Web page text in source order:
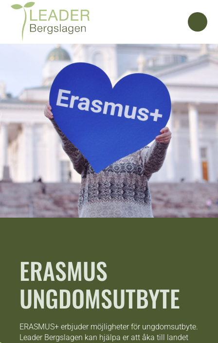
ERASMUS
UNGDOMSUTBYTE
ERASMUS+ erbjuder möjligheter för ungdomsutbyte.
Leader Bergslagen kan hjälpa er att åka till landet